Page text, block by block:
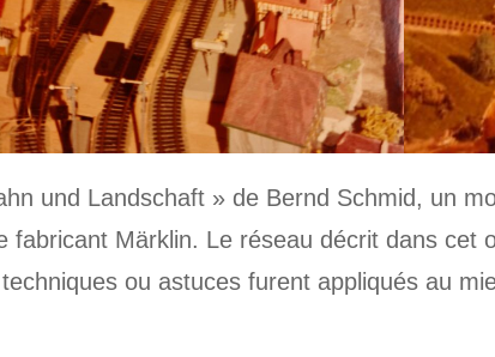
und Landschaft » de Bernd Schmid, un
Märklin. Le réseau décrit dans cet
ou astuces furent appliqués au